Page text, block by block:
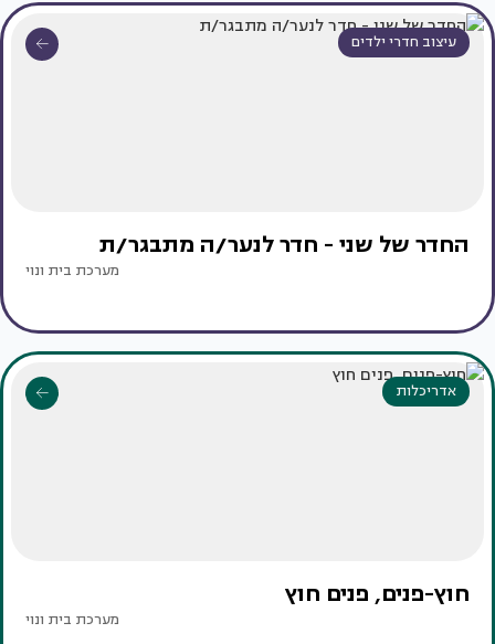
עיצוב חדרי ילדים
החדר של שני - חדר לנער/ה מתבגר/ת
מערכת בית ונוי
אדריכלות
חוץ-פנים, פנים חוץ
מערכת בית ונוי